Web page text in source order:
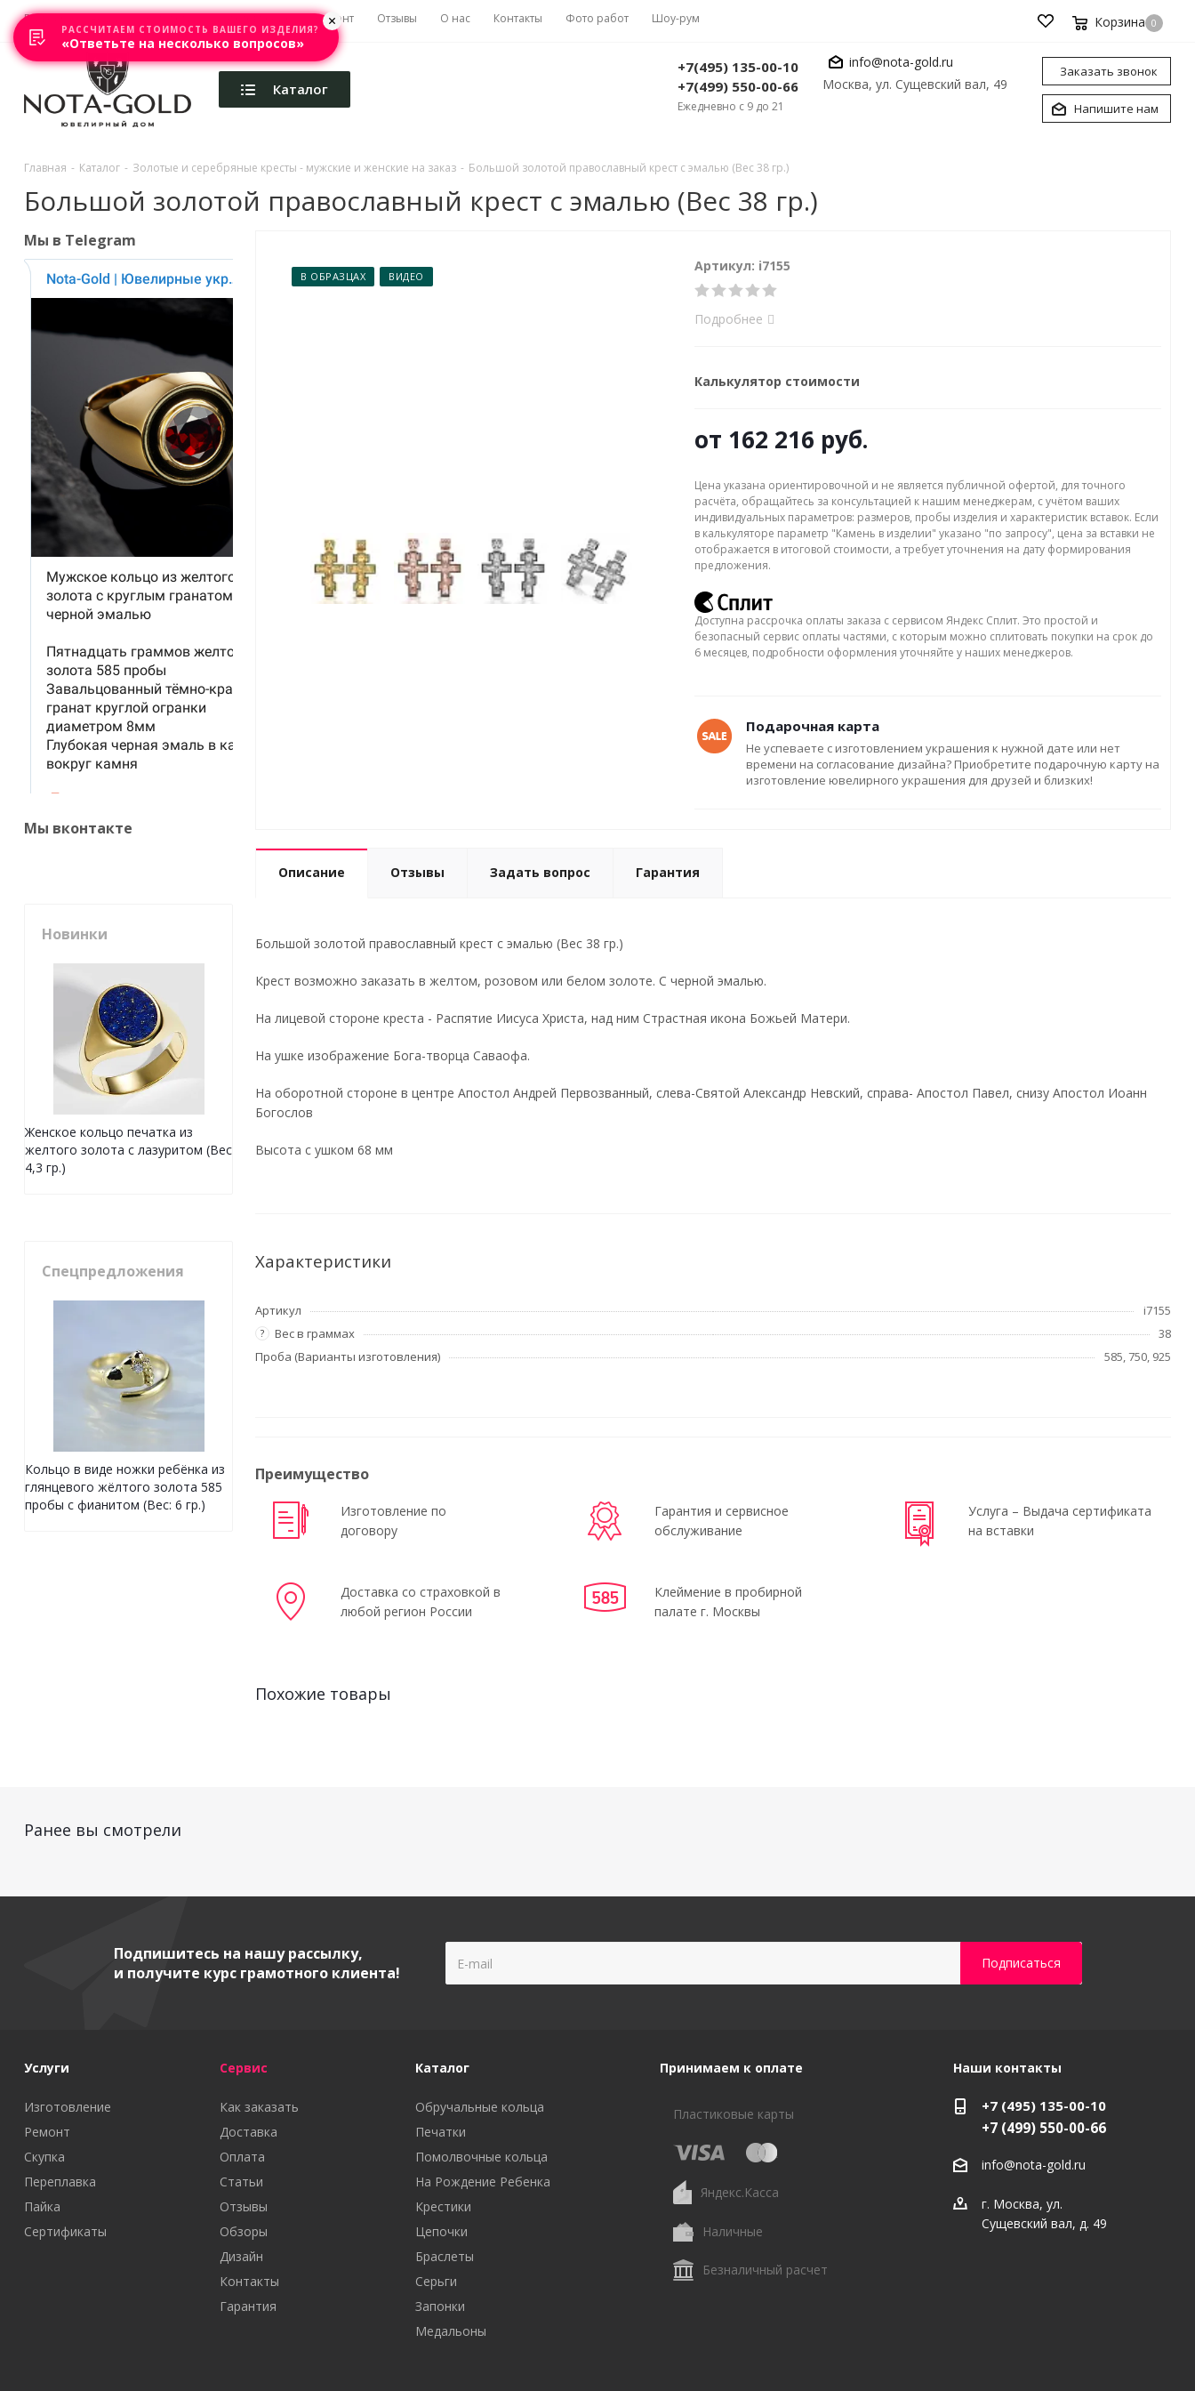
Главная Акции Каталоги Изготовление Ремонт Отзывы О нас Контакты Фото работ Шоу-рум Корзина 0
Каталог
+7(495) 135-00-10
+7(499) 550-00-66
Ежедневно с 9 до 21
info@nota-gold.ru
Москва, ул. Сущевский вал, 49
Заказать звонок
Напишите нам
Главная - Каталог - Золотые и серебряные кресты - мужские и женские на заказ - Большой золотой православный крест с эмалью (Вес 38 гр.)
Большой золотой православный крест с эмалью (Вес 38 гр.)
В ОБРАЗЦАХ ВИДЕО
Артикул: i7155
Подробнее
Калькулятор стоимости
от 162 216 руб.
Цена указана ориентировочной и не является публичной офертой, для точного
расчёта, обращайтесь за консультацией к нашим менеджерам, с учётом ваших
индивидуальных параметров: размеров, пробы изделия и характеристик вставок. Если
в калькуляторе параметр "Камень в изделии" указано "по запросу", цена за вставки не
отображается в итоговой стоимости, а требует уточнения на дату формирования
предложения.
Доступна рассрочка оплаты заказа с сервисом Яндекс Сплит. Это простой и
безопасный сервис оплаты частями, с которым можно сплитовать покупки на срок до
6 месяцев, подробности оформления уточняйте у наших менеджеров.
Подарочная карта
Не успеваете с изготовлением украшения к нужной дате или нет
времени на согласование дизайна? Приобретите подарочную карту на
изготовление ювелирного украшения для друзей и близких!
Описание Отзывы Задать вопрос Гарантия
Большой золотой православный крест с эмалью (Вес 38 гр.)
Крест возможно заказать в желтом, розовом или белом золоте. С черной эмалью.
На лицевой стороне креста - Распятие Иисуса Христа, над ним Страстная икона Божьей Матери.
На ушке изображение Бога-творца Саваофа.
На оборотной стороне в центре Апостол Андрей Первозванный, слева-Святой Александр Невский, справа- Апостол Павел, снизу Апостол Иоанн
Богослов
Высота с ушком 68 мм
Характеристики
Артикул i7155
? Вес в граммах
38
Проба (Варианты изготовления)
585, 750, 925
Преимущество
Изготовление по
договору
Гарантия и сервисное
обслуживание
Услуга – Выдача сертификата
на вставки
Доставка со страховкой в
любой регион России
Клеймение в пробирной
палате г. Москвы
Похожие товары
Мы в Telegram
Мы вконтакте
Новинки
Женское кольцо печатка из
желтого золота с лазуритом (Вес
4,3 гр.)
Спецпредложения
Кольцо в виде ножки ребёнка из
глянцевого жёлтого золота 585
пробы с фианитом (Вес: 6 гр.)
Ранее вы смотрели
Подпишитесь на нашу рассылку,
и получите курс грамотного клиента!
Услуги
Изготовление
Ремонт
Скупка
Переплавка
Пайка
Сертификаты
Сервис
Как заказать
Доставка
Оплата
Статьи
Отзывы
Обзоры
Дизайн
Контакты
Гарантия
Каталог
Обручальные кольца
Печатки
Помолвочные кольца
На Рождение Ребенка
Крестики
Цепочки
Браслеты
Серьги
Запонки
Медальоны
Принимаем к оплате
Пластиковые карты
Яндекс.Касса
Наличные
Безналичный расчет
Наши контакты
+7 (495) 135-00-10
+7 (499) 550-00-66
info@nota-gold.ru
г. Москва, ул.
Сущевский вал, д. 49
РАССЧИТАЕМ СТОИМОСТЬ ВАШЕГО ИЗДЕЛИЯ?
«Ответьте на несколько вопросов»